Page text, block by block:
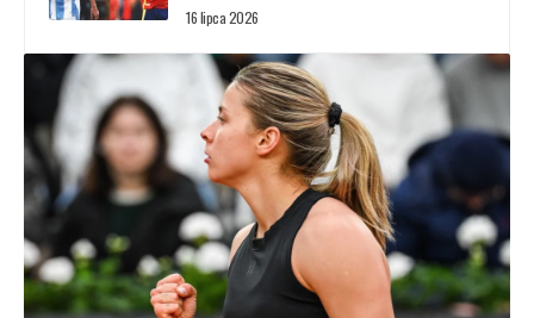
16 lipca 2026